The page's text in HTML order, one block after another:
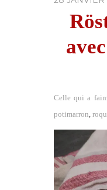
Celle qui a
potimarron,